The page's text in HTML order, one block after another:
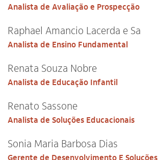
Analista de Avaliação e Prospecção
Raphael Amancio Lacerda e Sa
Analista de Ensino Fundamental
Renata Souza Nobre
Analista de Educação Infantil
Renato Sassone
Analista de Soluções Educacionais
Sonia Maria Barbosa Dias
Gerente de Desenvolvimento E Soluções